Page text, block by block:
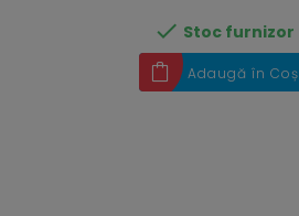
 Stoc furnizor
Adaugă în Coș